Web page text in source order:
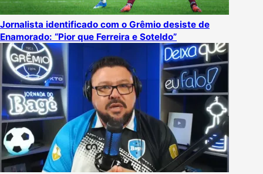
Jornalista identificado com o Grêmio desiste de
Enamorado: “Pior que Ferreira e Soteldo”